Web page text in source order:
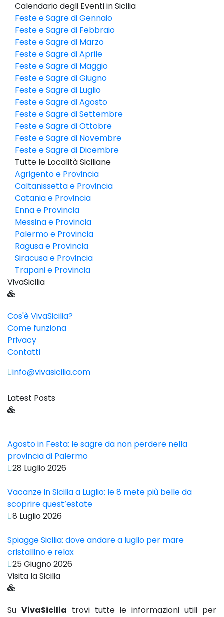
Calendario degli Eventi in Sicilia
Feste e Sagre di Gennaio
Feste e Sagre di Febbraio
Feste e Sagre di Marzo
Feste e Sagre di Aprile
Feste e Sagre di Maggio
Feste e Sagre di Giugno
Feste e Sagre di Luglio
Feste e Sagre di Agosto
Feste e Sagre di Settembre
Feste e Sagre di Ottobre
Feste e Sagre di Novembre
Feste e Sagre di Dicembre
Tutte le Località Siciliane
Agrigento e Provincia
Caltanissetta e Provincia
Catania e Provincia
Enna e Provincia
Messina e Provincia
Palermo e Provincia
Ragusa e Provincia
Siracusa e Provincia
Trapani e Provincia
VivaSicilia
Cos'è VivaSicilia?
Come funziona
Privacy
Contatti
info@vivasicilia.com
Latest Posts
Agosto in Festa: le sagre da non perdere nella
provincia di Palermo
28 Luglio 2026
Vacanze in Sicilia a Luglio: le 8 mete più belle da
scoprire quest’estate
8 Luglio 2026
Spiagge Sicilia: dove andare a luglio per mare
cristallino e relax
25 Giugno 2026
Visita la Sicilia
Su VivaSicilia trovi tutte le informazioni utili per